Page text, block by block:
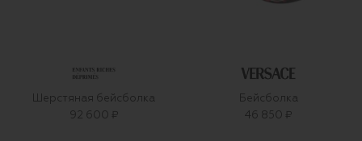
Шерстяная бейсболка
92 600 ₽
Бейсболка
46 850 ₽